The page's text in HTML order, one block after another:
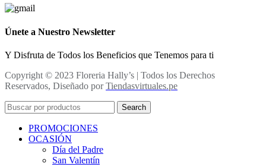
Únete a Nuestro Newsletter
Y Disfruta de Todos los Beneficios que Tenemos para ti
Copyright © 2023 Floreria Hally’s | Todos los Derechos
Reservados, Diseñado porTiendasvirtuales.pe
Search
PROMOCIONES
OCASIÓN
Día del Padre
San Valentín